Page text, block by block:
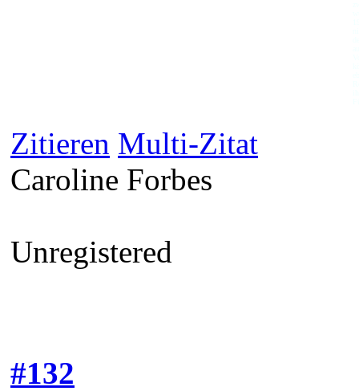
Zitieren Multi-Zitat
Caroline Forbes
Unregistered
#132